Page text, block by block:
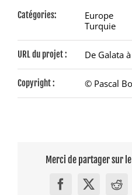
Catégories:
Europe
Turquie
URL du projet : De Galata
Copyright : © Pascal
Merci de partager sur
Facebook
X